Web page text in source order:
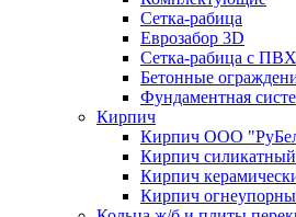
Сетка-рабица
Еврозабор 3D
Сетка-рабица с
Бетонные
Фундаментная
Кирпич
Кирпич ООО
Кирпич силикатный
Кирпич
Кирпич